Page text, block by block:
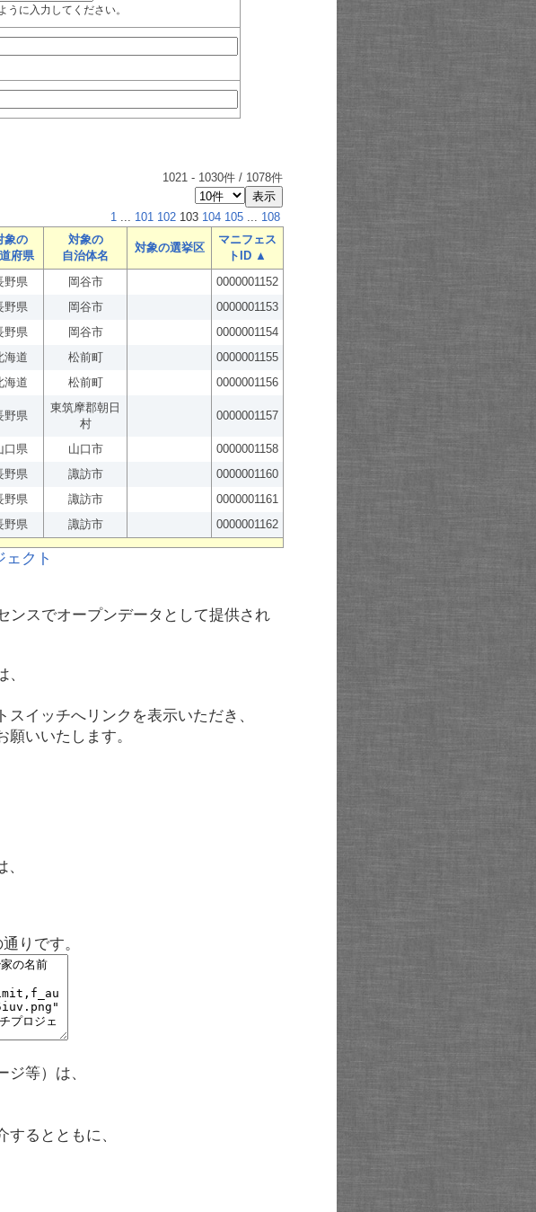
に入力してください。
1021 - 1030件 / 1078件
1 ... 101 102 103 104 105 ... 108
象の
府県
対象の
自治体名
対象の選挙区
マニフェス
トID ▲
野県 岡谷市
0000001152
野県 岡谷市
0000001153
野県 岡谷市
0000001154
海道 松前町
0000001155
海道 松前町 0000001156
野県
東筑摩郡朝日
村
0000001157
口県 山口市
0000001158
野県 諏訪市
0000001160
野県 諏訪市
0000001161
野県 諏訪市 0000001162
ンスでオープンデータとして提供され
イッチへリンクを表示いただき、
いいたします。
りです。
等）は、
るとともに、